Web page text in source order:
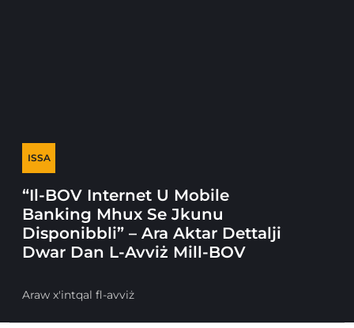
ISSA
“Il-BOV Internet U Mobile
Banking Mhux Se Jkunu
Disponibbli” – Ara Aktar Dettalji
Dwar Dan L-Avviż Mill-BOV
Araw x'intqal fl-avviż